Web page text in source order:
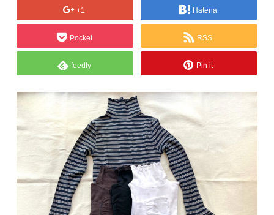
+1 Hatena
Pocket RSS
feedly Pin it